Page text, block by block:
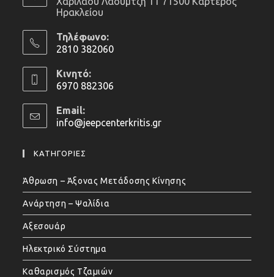
Ηρακλείου
Τηλέφωνο:
2810 382060
in
your
application
Κινητό:
6970 882306
in
your
Email:
info@jeepcenterkritis.grOpens
ΚΑΤΗΓΟΡΙΕΣ
Άθρωση – Άξονας Μετάδοσης Κίνησης
Ανάρτηση – Ψαλίδια
Αξεσουάρ
Ηλεκτρικό Σύστημα
Καθαρισμός Τζαμιών